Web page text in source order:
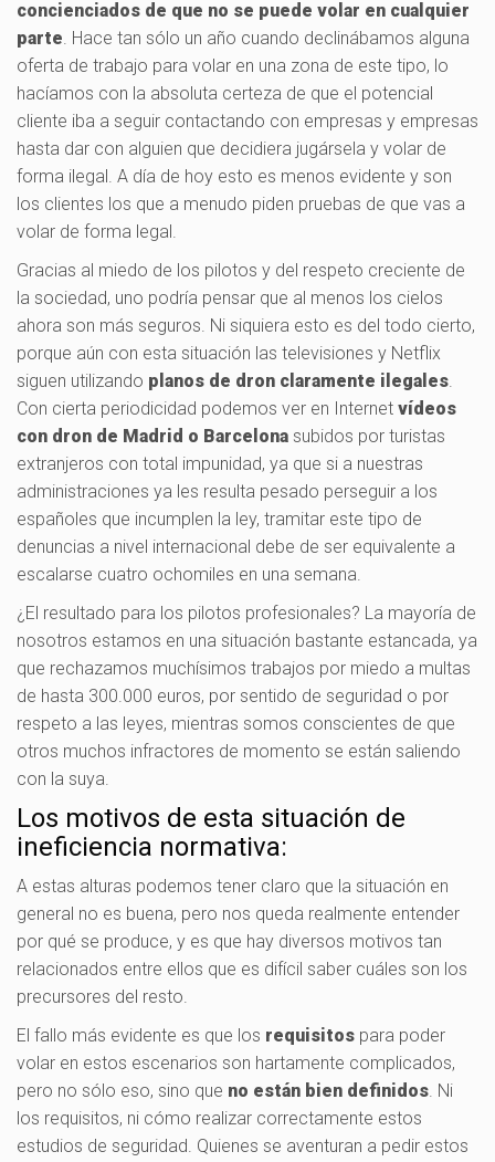
concienciados de que no se puede volar en cualquier
parte. Hace tan sólo un año cuando declinábamos alguna
oferta de trabajo para volar en una zona de este tipo, lo
hacíamos con la absoluta certeza de que el potencial
cliente iba a seguir contactando con empresas y empresas
hasta dar con alguien que decidiera jugársela y volar de
forma ilegal. A día de hoy esto es menos evidente y son
los clientes los que a menudo piden pruebas de que vas a
volar de forma legal.
Gracias al miedo de los pilotos y del respeto creciente de
la sociedad, uno podría pensar que al menos los cielos
ahora son más seguros. Ni siquiera esto es del todo cierto,
porque aún con esta situación las televisiones y Netflix
siguen utilizando planos de dron claramente ilegales.
Con cierta periodicidad podemos ver en Internet vídeos
con dron de Madrid o Barcelona subidos por turistas
extranjeros con total impunidad, ya que si a nuestras
administraciones ya les resulta pesado perseguir a los
españoles que incumplen la ley, tramitar este tipo de
denuncias a nivel internacional debe de ser equivalente a
escalarse cuatro ochomiles en una semana.
¿El resultado para los pilotos profesionales? La mayoría de
nosotros estamos en una situación bastante estancada, ya
que rechazamos muchísimos trabajos por miedo a multas
de hasta 300.000 euros, por sentido de seguridad o por
respeto a las leyes, mientras somos conscientes de que
otros muchos infractores de momento se están saliendo
con la suya.
Los motivos de esta situación de
ineficiencia normativa:
A estas alturas podemos tener claro que la situación en
general no es buena, pero nos queda realmente entender
por qué se produce, y es que hay diversos motivos tan
relacionados entre ellos que es difícil saber cuáles son los
precursores del resto.
El fallo más evidente es que los requisitos para poder
volar en estos escenarios son hartamente complicados,
pero no sólo eso, sino que no están bien definidos. Ni
los requisitos, ni cómo realizar correctamente estos
estudios de seguridad. Quienes se aventuran a pedir estos